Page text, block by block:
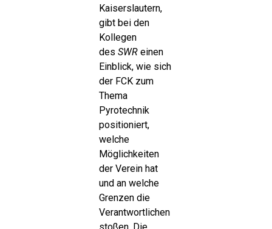
Kaiserslautern,
gibt bei den
Kollegen
des SWReinen
Einblick, wie sich
der FCK zum
Thema
Pyrotechnik
positioniert,
welche
Möglichkeiten
der Verein hat
und an welche
Grenzen die
Verantwortlichen